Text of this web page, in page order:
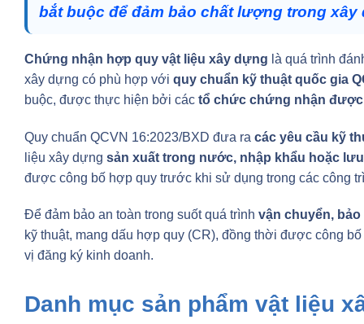
bắt buộc để đảm bảo chất lượng trong xây
Chứng nhận hợp quy vật liệu xây dựng là quá trình
xây dựng có phù hợp với quy chuẩn kỹ thuật quốc gia
buộc, được thực hiện bởi các tổ chức chứng nhận
Quy chuẩn QCVN 16:2023/BXD đưa ra các yêu cầu kỹ
liệu xây dựng sản xuất trong nước, nhập khẩu hoặc
được công bố hợp quy trước khi sử dụng trong các công
Để đảm bảo an toàn trong suốt quá trình vận chuyển,
kỹ thuật, mang dấu hợp quy (CR), đồng thời được công
vị đăng ký kinh doanh.
Danh mục sản phẩm vật liệu